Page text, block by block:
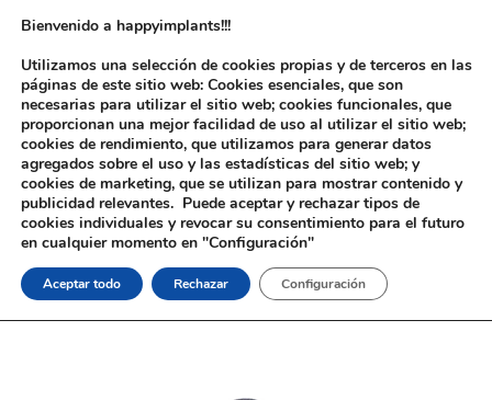
Inicio/Implantología/Aditamentos Analógicos/Nobel®
Replace®/ Tornillo Ti. Nobel® Replace®
Bienvenido a happyimplants!!!
Utilizamos una selección de cookies propias y de terceros en las
páginas de este sitio web: Cookies esenciales, que son
necesarias para utilizar el sitio web; cookies funcionales, que
proporcionan una mejor facilidad de uso al utilizar el sitio web;
cookies de rendimiento, que utilizamos para generar datos
agregados sobre el uso y las estadísticas del sitio web; y
cookies de marketing, que se utilizan para mostrar contenido y
publicidad relevantes. Puede aceptar y rechazar tipos de
cookies individuales y revocar su consentimiento para el futuro
en cualquier momento en "Configuración"
Aceptar todo Rechazar Configuración